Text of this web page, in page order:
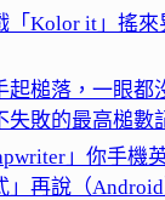
「Kolor it」搖
起槌落，一眼都
失敗的最高槌數
」你手機
再說（Android